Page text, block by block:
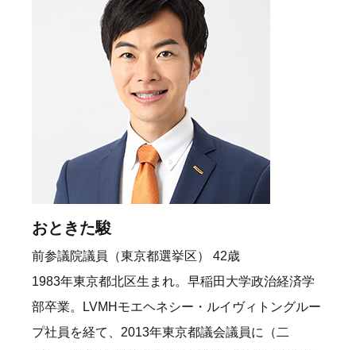
おときた駿
前参議院議員（東京都選挙区） 42歳
1983年東京都北区生まれ。早稲田大学政治経済学
部卒業。LVMHモエヘネシー・ルイヴィトングルー
プ社員を経て、2013年東京都議会議員に（二